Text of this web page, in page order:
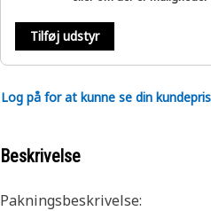
Tilføj udstyr
Log på for at kunne se din kundepris
Beskrivelse
Pakningsbeskrivelse: